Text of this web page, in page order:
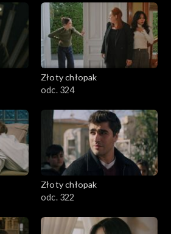
Złoty chłopak
odc. 324
Złoty chłopak
odc. 322